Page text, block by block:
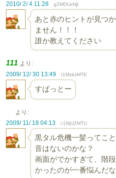
2010/ 2/ 4 11:28
g2MDUxNjI
あと赤のヒントが見つ
ません！！！
誰か教えてください
111 より:
2009/ 12/ 30 13:49
I1MzkzMTE
すぱっとー
より:
2009/ 11/ 18 04:13
c1NjU2MTU
黒タル危機一髪ってこと
音はないのかな？
画面がでかすぎて、階
かったのが一番悩んだ